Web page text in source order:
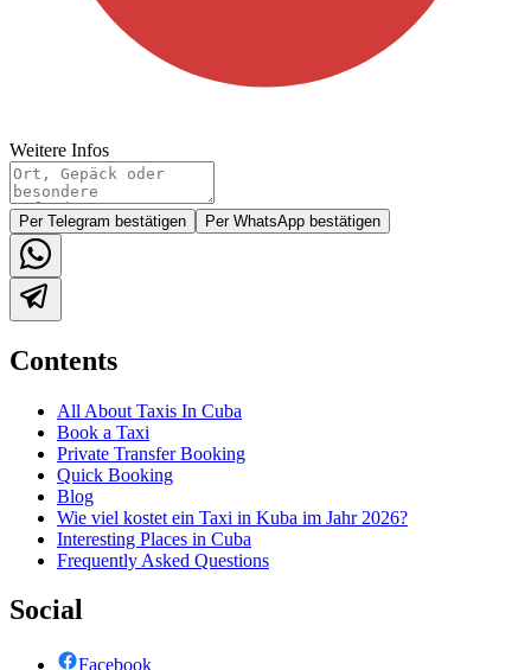
Weitere Infos
Per Telegram bestätigen Per WhatsApp bestätigen
Contents
All About Taxis In Cuba
Book a Taxi
Private Transfer Booking
Quick Booking
Blog
Wie viel kostet ein Taxi in Kuba im Jahr 2026?
Interesting Places in Cuba
Frequently Asked Questions
Social
Facebook